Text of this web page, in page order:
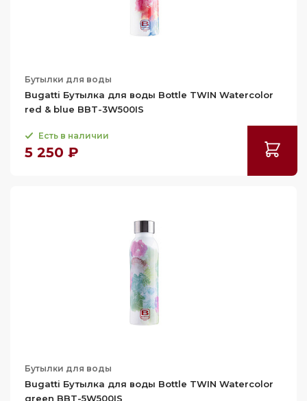
Бутылки для воды
Bugatti Бутылка для воды Bottle TWIN Watercolor
red & blue BBT-3W500IS
Есть в наличии
5 250 ₽
Бутылки для воды
Bugatti Бутылка для воды Bottle TWIN Watercolor
green BBT-5W500IS